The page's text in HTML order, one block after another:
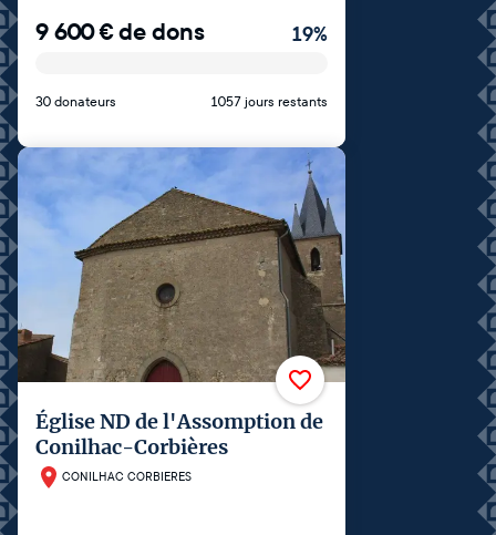
9 600€de dons 19%
30 donateurs 1057 jours restants
Église ND de l'Assomption de
Conilhac-Corbières
CONILHAC CORBIERES